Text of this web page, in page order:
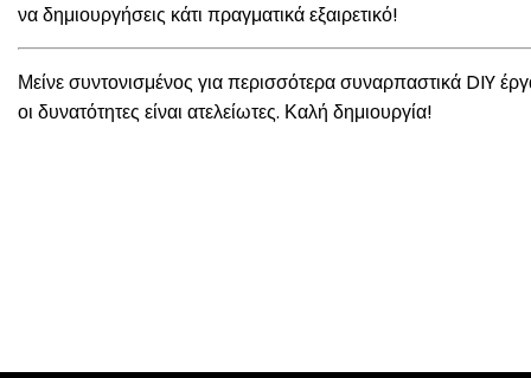
να δημιουργήσεις κάτι πραγματικά εξαιρετικό!
Μείνε συντονισμένος για περισσότερα συναρπαστικά DIY
οι δυνατότητες είναι ατελείωτες. Καλή δημιουργία!